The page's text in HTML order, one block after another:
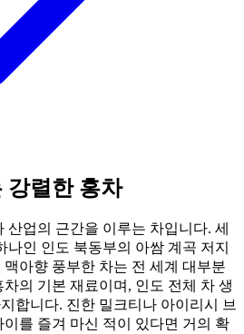
강렬한 홍차
산업의 근간을 이루는 차입니다. 세
인 인도 북동부의 아쌈 계곡 저지
아향 풍부한 차는 전 세계 대부분
의 기본 재료이며, 인도 전체 차 생
합니다. 진한 밀크티나 아이리시 브
를 즐겨 마신 적이 있다면 거의 확